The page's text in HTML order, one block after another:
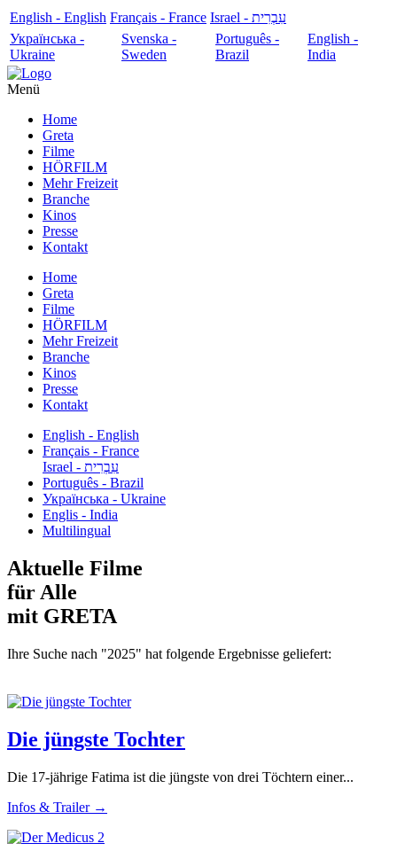
English - English Français - France
עִבְרִית - Israel
Українська -
Ukraine
Svenska -
Sweden
Português -
Brazil
English -
India
Menü
Home
Greta
Filme
HÖRFILM
Mehr Freizeit
Branche
Kinos
Presse
Kontakt
Home
Greta
Filme
HÖRFILM
Mehr Freizeit
Branche
Kinos
Presse
Kontakt
English - English
Français - France
עִבְרִית - Israel
Português - Brazil
Українська - Ukraine
Englis - India
Multilingual
Aktuelle Filme
für Alle
mit GRETA
Ihre Suche nach "2025" hat folgende Ergebnisse geliefert:
Die jüngste Tochter
Die 17-jährige Fatima ist die jüngste von drei Töchtern einer...
Infos & Trailer →